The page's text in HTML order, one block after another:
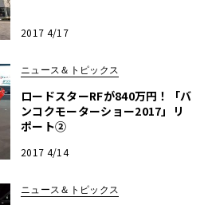
2017 4/17
ニュース＆トピックス
ロードスターRFが840万円！「バ
ンコクモーターショー2017」リ
ポート②
2017 4/14
ニュース＆トピックス